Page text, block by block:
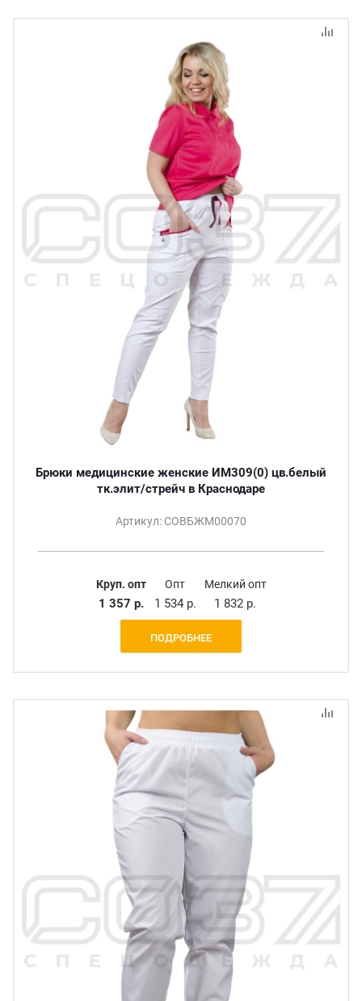
Брюки медицинские женские ИМ309(0) цв.белый
тк.элит/стрейч в Краснодаре
Артикул: СОВБЖМ00070
Круп. опт
1 357 р.
Опт
1 534 р.
Мелкий опт
1 832 р.
ПОДРОБНЕЕ